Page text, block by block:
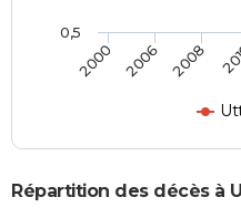
2000 2006 2008
0,5
Répartition des décès à